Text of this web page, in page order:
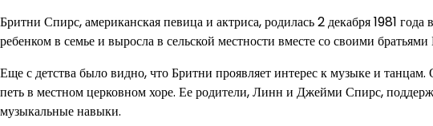
Бритни Спирс, американская певица и актриса, родилась 2 декабря 1981
ребенком в семье и выросла в сельской местности вместе со своими
Еще с детства было видно, что Бритни проявляет интерес к музыке и
петь в местном церковном хоре. Ее родители, Линн и Джейми Спирс,
музыкальные навыки.